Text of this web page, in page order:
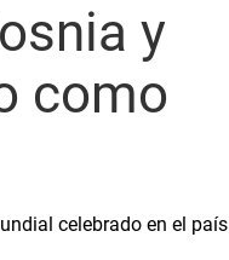
y
como
celebrado en el país